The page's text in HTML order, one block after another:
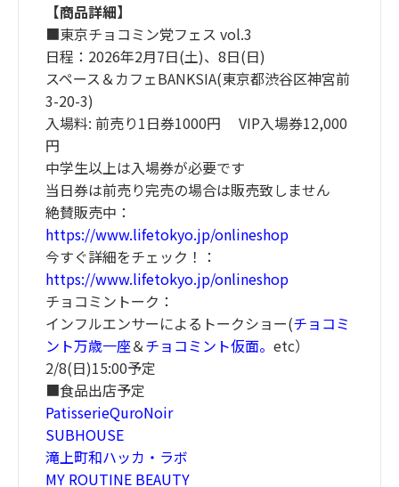
【商品詳細】
■東京チョコミン党フェス vol.3
日程：2026年2月7日(土)、8日(日)
スペース＆カフェBANKSIA(東京都渋谷区神宮前
3-20-3)
入場料: 前売り1日券1000円 VIP入場券12,000
円
中学生以上は入場券が必要です
当日券は前売り完売の場合は販売致しません
絶賛販売中：
https://www.lifetokyo.jp/onlineshop
今すぐ詳細をチェック！：
https://www.lifetokyo.jp/onlineshop
チョコミントーク：
インフルエンサーによるトークショー(チョコミ
ント万歳一座＆チョコミント仮面。 etc）
2/8(日)15:00予定
■食品出店予定
PatisserieQuroNoir
SUBHOUSE
滝上町和ハッカ・ラボ
MY ROUTINE BEAUTY